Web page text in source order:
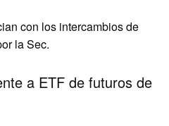
con los intercambios de
la Sec.
a ETF de futuros de